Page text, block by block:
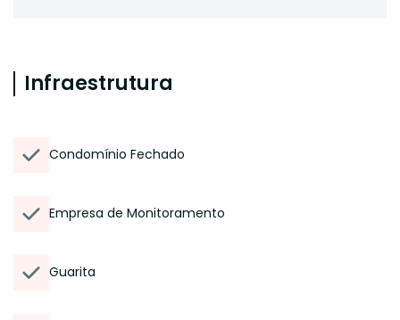
Infraestrutura
Condomínio Fechado
Empresa de Monitoramento
Guarita